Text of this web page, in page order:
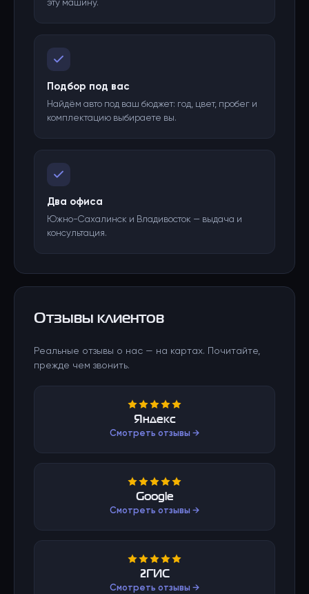
эту машину.
Подбор под вас
Найдём авто под ваш бюджет: год, цвет, пробег и
комплектацию выбираете вы.
Два офиса
Южно-Сахалинск и Владивосток — выдача и
консультация.
Отзывы клиентов
Реальные отзывы о нас — на картах. Почитайте,
прежде чем звонить.
Яндекс
Смотреть отзывы →
Google
Смотреть отзывы →
2ГИС
Смотреть отзывы →